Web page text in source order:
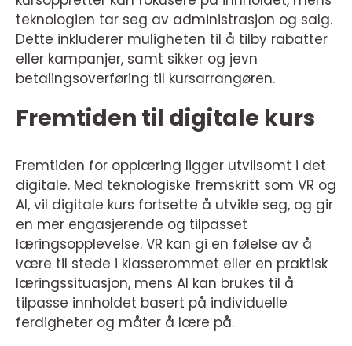
teknologien tar seg av administrasjon og salg.
Dette inkluderer muligheten til å tilby rabatter
eller kampanjer, samt sikker og jevn
betalingsoverføring til kursarrangøren.
Fremtiden til digitale kurs
Fremtiden for opplæring ligger utvilsomt i det
digitale. Med teknologiske fremskritt som VR og
AI, vil digitale kurs fortsette å utvikle seg, og gir
en mer engasjerende og tilpasset
læringsopplevelse. VR kan gi en følelse av å
være til stede i klasserommet eller en praktisk
læringssituasjon, mens AI kan brukes til å
tilpasse innholdet basert på individuelle
ferdigheter og måter å lære på.